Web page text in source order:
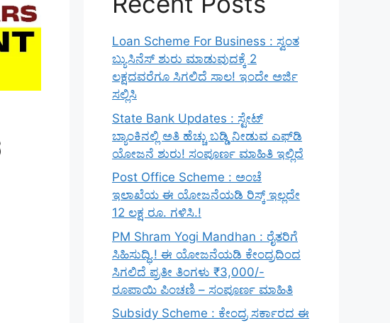
Loan Scheme For Business : ಸ್ವಂತ
ಬ್ಯುಸಿನೆಸ್ ಶುರು ಮಾಡುವುದಕ್ಕೆ 2
ಲಕ್ಷದವರೆಗೂ ಸಿಗಲಿದೆ ಸಾಲ! ಇಂದೇ ಅರ್ಜಿ
ಸಲ್ಲಿಸಿ
State Bank Updates : ಸ್ಟೇಟ್
ಬ್ಯಾಂಕಿನಲ್ಲಿ ಅತಿ ಹೆಚ್ಚು ಬಡ್ಡಿ ನೀಡುವ ಎಫ್‌ಡಿ
ಯೋಜನೆ ಶುರು! ಸಂಪೂರ್ಣ ಮಾಹಿತಿ ಇಲ್ಲಿದೆ
Post Office Scheme : ಅಂಚೆ
ಇಲಾಖೆಯ ಈ ಯೋಜನೆಯಡಿ ರಿಸ್ಕ್‌ ಇಲ್ಲದೇ
12 ಲಕ್ಷ ರೂ. ಗಳಿಸಿ.!
PM Shram Yogi Mandhan : ರೈತರಿಗೆ
ಸಿಹಿಸುದ್ಧಿ.! ಈ ಯೋಜನೆಯಡಿ ಕೇಂದ್ರದಿಂದ
ಸಿಗಲಿದೆ ಪ್ರತೀ ತಿಂಗಳು ₹3,000/-
ರೂಪಾಯಿ ಪಿಂಚಣಿ – ಸಂಪೂರ್ಣ ಮಾಹಿತಿ
Subsidy Scheme : ಕೇಂದ್ರ ಸರ್ಕಾರದ ಈ